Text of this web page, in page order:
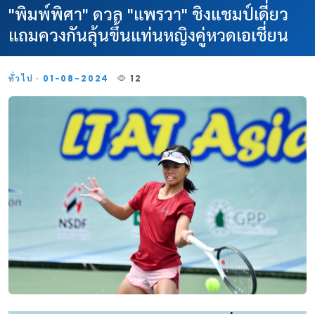
"พิมพ์พิศา" ดวล "แพรวา" ชิงแชมป์เดี่ยว
แถมควงกันลุ้นขึ้นแท่นหญิงคู่หวดเอเชี่ยน
ทั่วไป · 01-08-2024 12